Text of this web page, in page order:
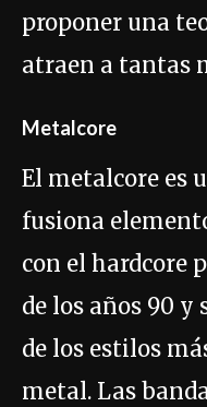
proponer una
atraen a tantas
Metalcore
El metalcore es
fusiona
con el hardcore
de los años 90 y
de los estilos
metal. Las